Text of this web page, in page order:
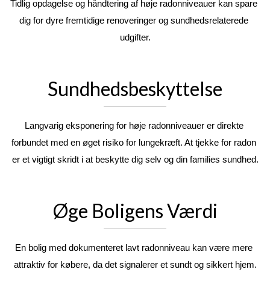
Tidlig opdagelse og håndtering af høje radonniveauer kan spare
dig for dyre fremtidige renoveringer og sundhedsrelaterede
udgifter.
Sundhedsbeskyttelse
Langvarig eksponering for høje radonniveauer er direkte
forbundet med en øget risiko for lungekræft. At tjekke for radon
er et vigtigt skridt i at beskytte dig selv og din families sundhed.
Øge Boligens Værdi
En bolig med dokumenteret lavt radonniveau kan være mere
attraktiv for købere, da det signalerer et sundt og sikkert hjem.